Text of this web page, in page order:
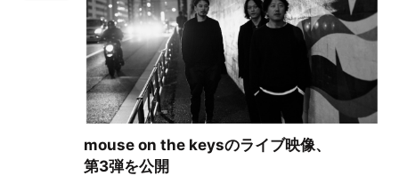
mouse on the keysのライブ映像、
第3弾を公開